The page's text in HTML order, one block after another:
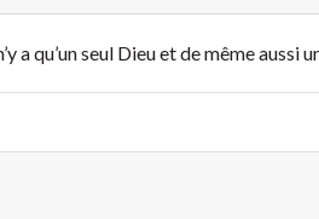
a qu’un seul Dieu et de même